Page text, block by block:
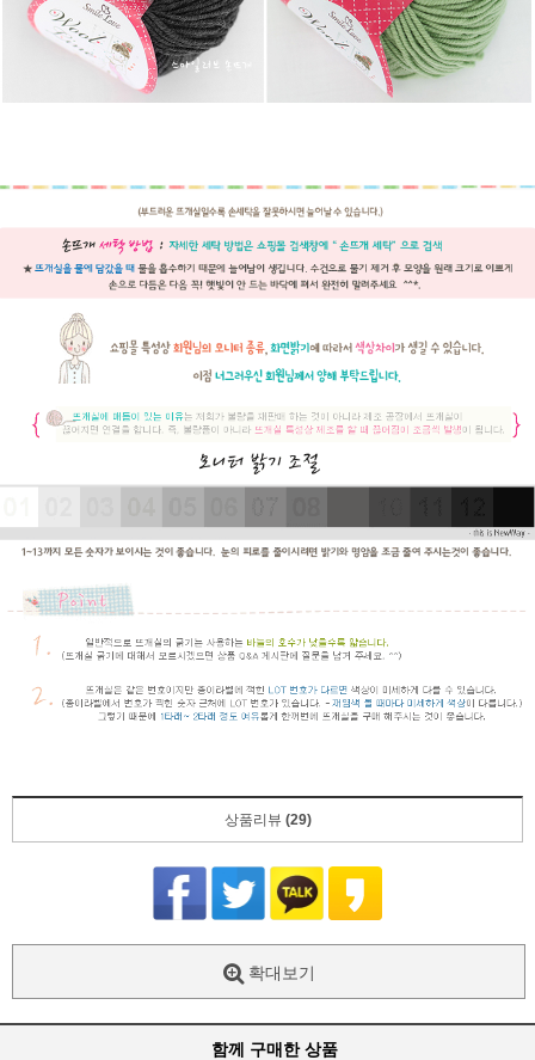
상품리뷰 (29)
확대보기
함께 구매한 상품